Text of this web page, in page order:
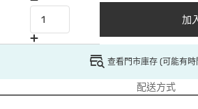
加
查看門市庫存 (可能有時
配送方式